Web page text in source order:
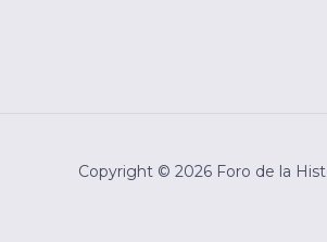
Copyright © 2026 Foro de la